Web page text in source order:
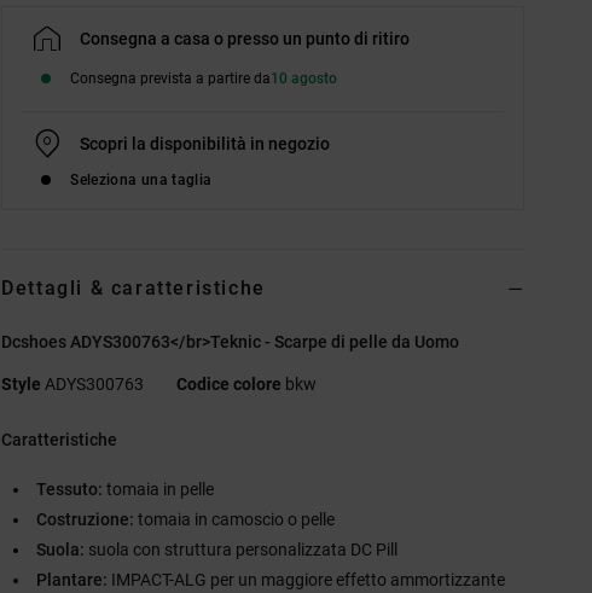
Consegna a casa o presso un punto di ritiro
Consegna prevista a partire da10 agosto
Scopri la disponibilità in negozio
Seleziona una taglia
Dettagli & caratteristiche
Dcshoes ADYS300763</br>Teknic - Scarpe di pelle da Uomo
Style ADYS300763 Codice colore bkw
Caratteristiche
Tessuto: tomaia in pelle
Costruzione: tomaia in camoscio o pelle
Suola: suola con struttura personalizzata DC Pill
Plantare: IMPACT-ALG per un maggiore effetto ammortizzante